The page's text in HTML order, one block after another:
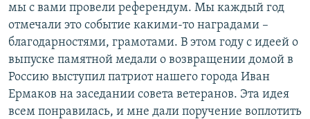
УКРАИНСКАЯ ПРОБЛЕМА КРЫМА
Все сайты RFE/RL
мы с вами провели референдум. Мы каждый год
отмечали это событие какими-то наградами –
благодарностями, грамотами. В этом году с идеей о
выпуске памятной медали о возвращении домой в
Россию выступил патриот нашего города Иван
Ермаков на заседании совета ветеранов. Эта идея
всем понравилась, и мне дали поручение воплотить